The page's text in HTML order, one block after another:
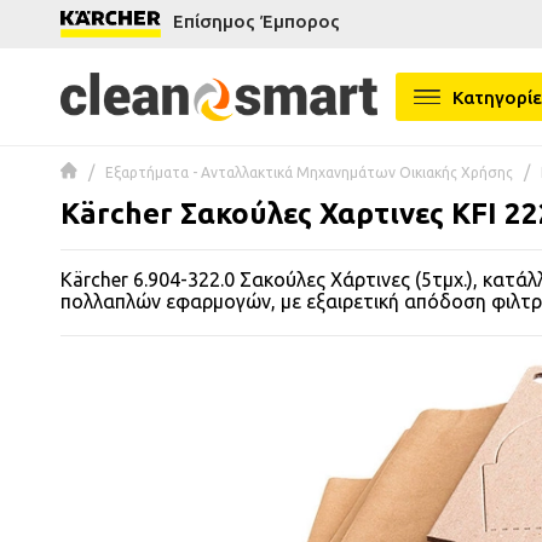
menu
Επίσημος Έμπορος
Εξαρτήματα - Ανταλλακτικά Μηχανημάτων Οικιακής Χρήσης
Kärcher Σακούλες Χαρτινες KFI
Kärcher 6.904-322.0 Σακούλες Χάρτινες (5τμχ.),
πολλαπλών εφαρμογών, με εξαιρετική απόδοση